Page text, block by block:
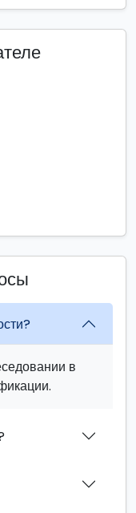
в